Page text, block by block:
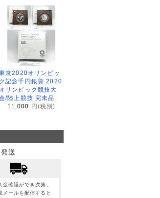
京2020オリンピッ
ク記念千円銀貨 2020
オリンピック競技大
/陸上競技 完未品
11,000
円(税別)
送
金確認ができ次第、
メールを配信すると